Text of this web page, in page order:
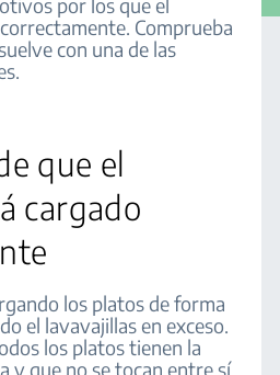
Comprueba
con una de las
que el
cargado
los platos de forma
el lavavajillas en exceso.
los platos tienen la
y que no se tocan entre sí